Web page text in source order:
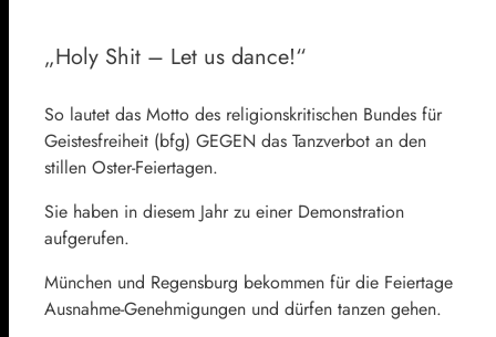
„Holy Shit – Let us dance!“
So lautet das Motto des religionskritischen Bundes für
Geistesfreiheit (bfg) GEGEN das Tanzverbot an den
stillen Oster-Feiertagen.
Sie haben in diesem Jahr zu einer Demonstration
aufgerufen.
München und Regensburg bekommen für die Feiertage
Ausnahme-Genehmigungen und dürfen tanzen gehen.